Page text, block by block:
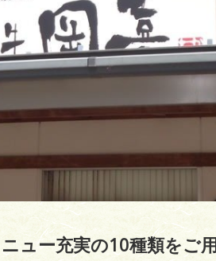
ュー充実の10種類をご用